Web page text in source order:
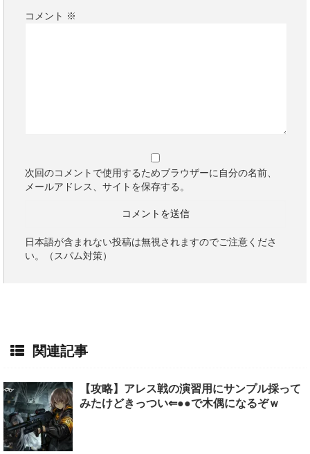
コメント ※
次回のコメントで使用するためブラウザーに自分の名前、
メールアドレス、サイトを保存する。
日本語が含まれない投稿は無視されますのでご注意くださ
い。（スパム対策）
関連記事
【攻略】アレス戦の演習用にサンプル採って
みたけどきっつい⇐●●で木偶になるぞｗ